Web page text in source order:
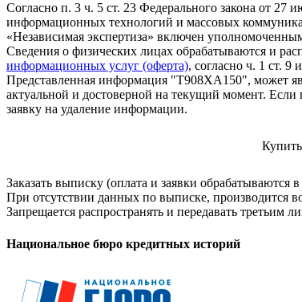
Согласно п. 3 ч. 5 ст. 23 Федерального закона от
информационных технологий и массовых
«Независимая экспертиза» включен
Сведения о физических лицах обрабатываются и
информационных услуг (оферта), согласно ч. 1 ст. 9
Представленная информация "Т908ХА150", может
актуальной и достоверной на текущий момент.
заявку на удаление информации.
Заказать выписку (оплата и заявки обрабатываются
При отсутствии данных по выписке, производится
Запрещается распространять и передавать
Национальное бюро кредитных историй